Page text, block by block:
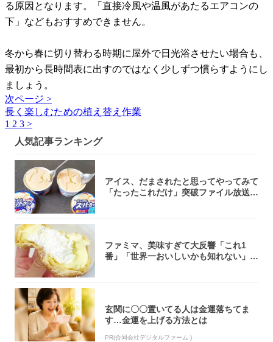
る原因となります。「直接冷風や温風があたるエアコンの
下」などもおすすめできません。
冬から春に切り替わる時期に屋外で日光浴させたい場合も、
最初から長時間表に出すのではなく少しずつ慣らすようにし
ましょう。
次ページ >
長く楽しむための植え替え作業
1 2 3 >
人気記事ランキング
アイス、だまされたと思ってやってみて
「たったこれだけ」突破ファイル放送で
ファミマ、美味すぎて大反響「これ1
番」「世界一おいしいかも知れない」
玄関に〇〇置いてる人は金運落ちてま
す…金運を上げる方法とは
PR(合同会社デジタルファーム )